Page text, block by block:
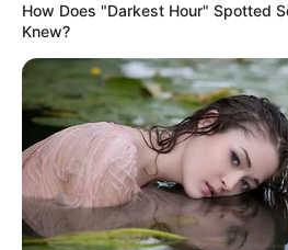
How Does "Darkest Hour" Spotted
Knew?